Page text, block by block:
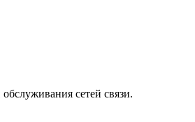
сетей связи.